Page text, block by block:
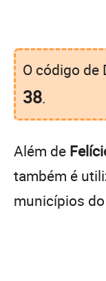
O código de
38.
Além de
também é
municípios